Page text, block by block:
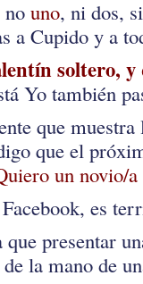
no uno, ni dos,
a Cupido y a
soltero, y
Yo también
que
que el
un novio/
es
presentar
la mano de